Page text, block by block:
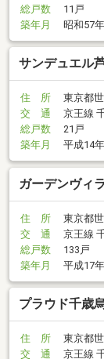
総戸数
11戸
築年月
昭和57
サンデュエル
住 所
東京都
交 通
京王線
総戸数
21戸
築年月
平成14
ガーデンヴィ
住 所
東京都
交 通
京王線
総戸数
133戸
築年月
平成17
プラウド千歳
住 所
東京都
交 通
京王線